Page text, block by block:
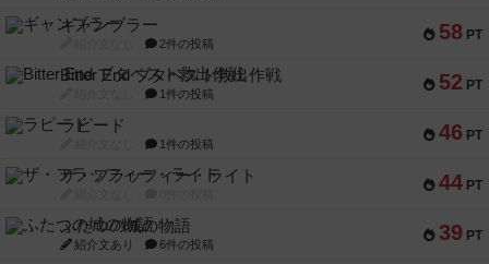
58 PT
ギャンブラー
2件の投稿
52 PT
Bitter End ブタペスト救出作戦
1件の投稿
46 PT
ラピード
1件の投稿
44 PT
ザ・フラッフィー・ライト
39 PT
ふたつの城の物語
紹介文あり 6件の投稿